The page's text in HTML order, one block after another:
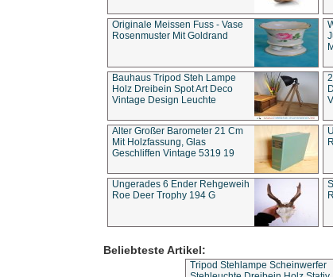
Originale Meissen Fuss - Vase
Rosenmuster Mit Goldrand
Bauhaus Tripod Steh Lampe
Holz Dreibein Spot Art Deco
Vintage Design Leuchte
Alter Großer Barometer 21 Cm
Mit Holzfassung, Glas
Geschliffen Vintage 5319 19
Ungerades 6 Ender Rehgeweih
Roe Deer Trophy 194 G
Beliebteste Artikel:
Tripod Stehlampe Scheinwerfer